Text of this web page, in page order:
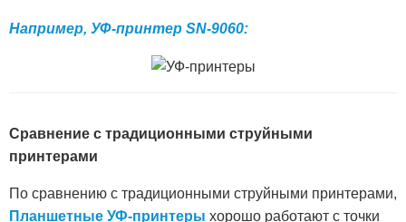
Например, УФ-принтер SN-9060:
Сравнение с традиционными струйными
принтерами
По сравнению с традиционными струйными принтерами,
Планшетные УФ-принтеры хорошо работают с точки